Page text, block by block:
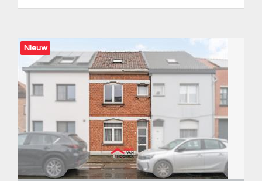
Nieuw